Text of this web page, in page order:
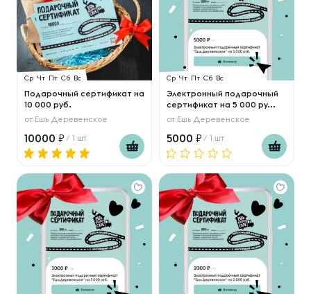
Ср Чт Пт Сб Вс
Подарочный сертификат на
10 000 руб.
от Ешь Деревенское
10000 / 1 шт
Ср Чт Пт Сб Вс
Электронный подарочный
сертификат на 5 000 ру...
от Ешь Деревенское
5000 / 1 шт